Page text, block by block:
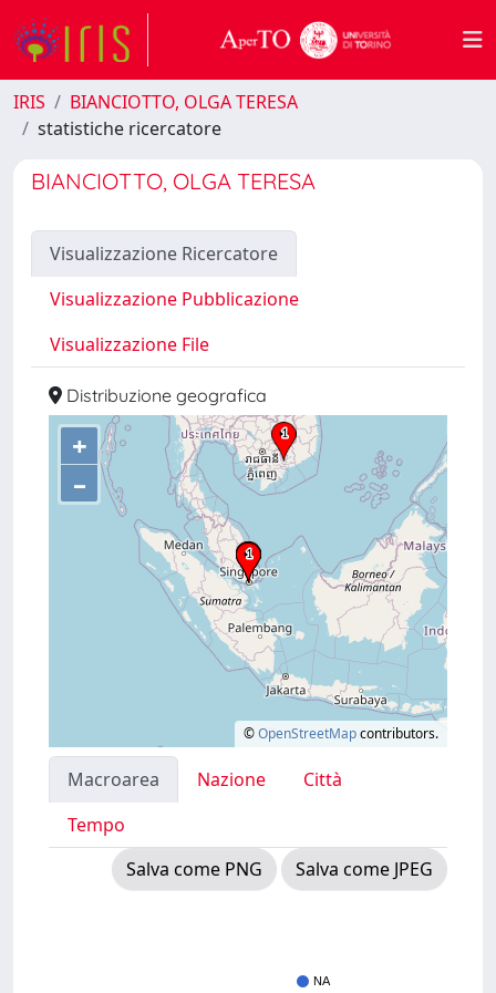
IRIS
BIANCIOTTO, OLGA TERESA
statistiche ricercatore
BIANCIOTTO, OLGA TERESA
Visualizzazione Ricercatore
Visualizzazione Pubblicazione
Visualizzazione File
Distribuzione geografica
+
–
©OpenStreetMapcontributors.
Macroarea Nazione
Città
Tempo
Salva come PNG
Salva come JPEG
NA